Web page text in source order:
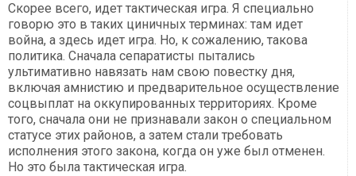
Скорее всего, идет тактическая игра. Я специально
говорю это в таких циничных терминах: там идет
война, а здесь идет игра. Но, к сожалению, такова
политика. Сначала сепаратисты пытались
ультимативно навязать нам свою повестку дня,
включая амнистию и предварительное осуществление
соцвыплат на оккупированных территориях. Кроме
того, сначала они не признавали закон о специальном
статусе этих районов, а затем стали требовать
исполнения этого закона, когда он уже был отменен.
Но это была тактическая игра.